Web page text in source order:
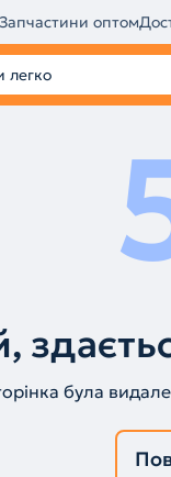
Запчастини оптом
була